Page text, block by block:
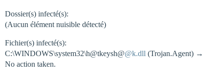
Dossier(s) infecté(s):
(Aucun élément nuisible détecté)
Fichier(s) infecté(s):
C:\WINDOWS\system32\h@tkeysh@@k.dll (Trojan.Agent) →
No action taken.